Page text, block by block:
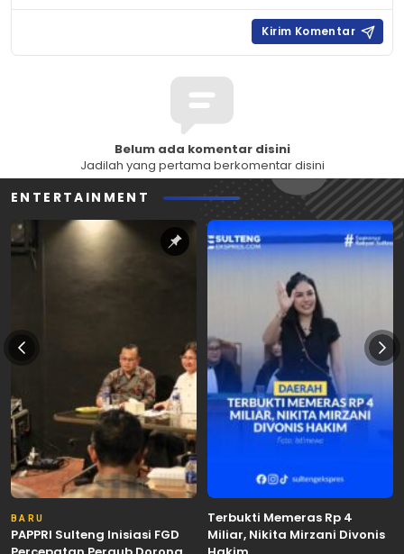
Belum ada komentar disini
Jadilah yang pertama berkomentar disini
ENTERTAINMENT
BARU
PAPPRI Sulteng Inisiasi FGD
Terbukti Memeras Rp 4
Miliar, Nikita Mirzani Divonis